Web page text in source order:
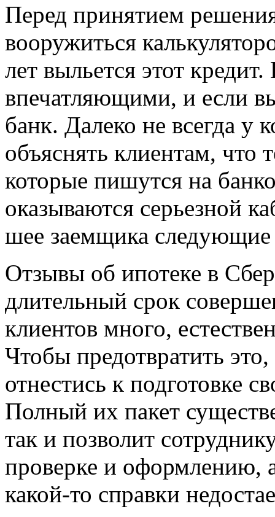
Перед принятием
вооружиться
лет выльется этот
впечатляющими, и если
банк. Далеко не всегда у
объяснять клиентам, что
которые пишутся на
оказываются серьезной
шее заемщика следующие
Отзывы об ипотеке в
длительный срок
клиентов много,
Чтобы предотвратить
отнестись к подготовке
Полный их пакет
так и позволит
проверке и оформлению,
какой-то справки